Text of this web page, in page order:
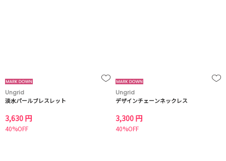
Ungrid
淡水パールブレスレット
3,630 円
40%OFF
Ungrid
デザインチェーンネックレス
3,300 円
40%OFF